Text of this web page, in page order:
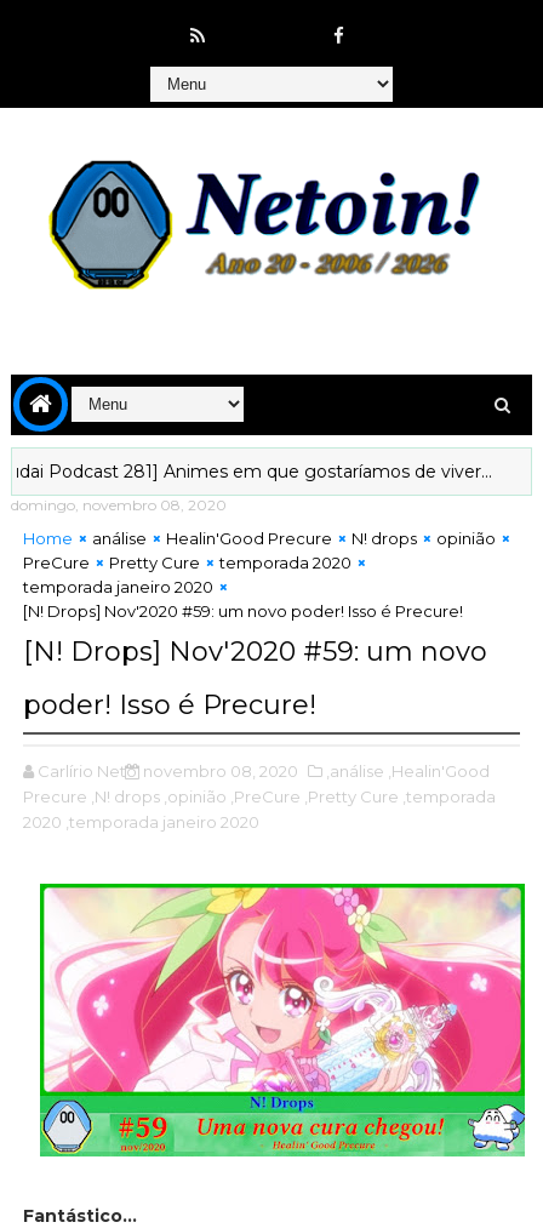
281] Animes em que gostaríamos de viver... [Kyoudai
domingo, novembro 08, 2020
Home análise Healin'Good Precure N! drops
opinião
PreCure
Pretty Cure
temporada 2020
temporada janeiro 2020
[N! Drops] Nov'2020 #59: um novo poder! Isso é Precure!
[N! Drops] Nov'2020 #59: um novo
poder! Isso é Precure!
Carlírio Neto novembro 08, 2020 ,análise ,Healin'Good
Precure ,N! drops ,opinião ,PreCure ,Pretty Cure ,temporada
2020 ,temporada janeiro 2020
Fantástico...